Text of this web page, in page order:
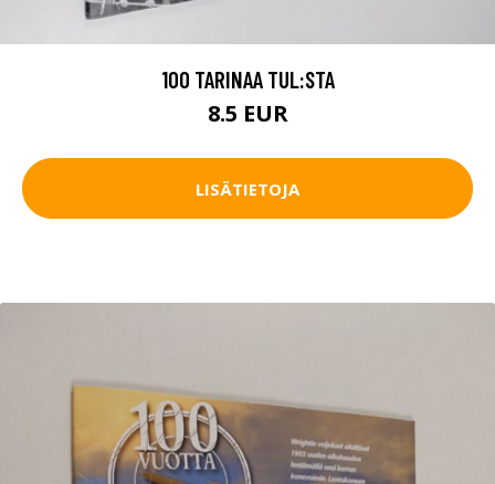
100 TARINAA TUL:STA
8.5 EUR
LISÄTIETOJA